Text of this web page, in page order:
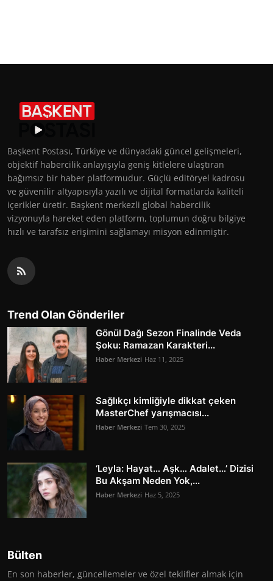
Başkent Postası, Türkiye ve dünyadaki güncel gelişmeleri,
objektif habercilik anlayışıyla geniş kitlelere ulaştıran
bağımsız bir haber platformudur. Güçlü editöryel kadrosu
ve güvenilir altyapısıyla yazılı ve dijital formatlarda kaliteli
içerikler üretir. Başkent merkezli global habercilik
vizyonuyla hareket eden platform, toplumun doğru bilgiye
hızlı ve tarafsız erişimini sağlamayı misyon edinmiştir.
Trend Olan Gönderiler
Gönül Dağı Sezon Finalinde Veda
Şoku: Ramazan Karakteri...
Haber Merkezi Haz 11, 2025
Sağlıkçı kimliğiyle dikkat çeken
MasterChef yarışmacısı...
Haber Merkezi Tem 30, 2025
‘Leyla: Hayat… Aşk… Adalet…’ Dizisi
Bu Akşam Neden Yok,...
Haber Merkezi Haz 5, 2025
Bülten
En son haberler, güncellemeler ve özel teklifler almak için